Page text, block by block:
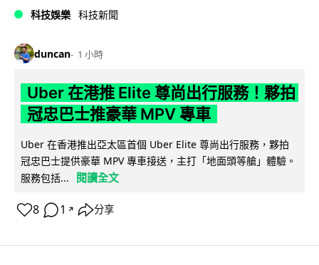
科技娛樂 科技新聞
duncan 1 小時
Uber 在港推 Elite 尊尚出行服務！夥拍
冠忠巴士推豪華 MPV 專車
Uber 在香港推出亞太區首個 Uber Elite 尊尚出行服務，夥拍
冠忠巴士提供豪華 MPV 專車接送，主打「地面頭等艙」體驗。
服務包括...
閱讀全文
8 1 ↗ 分享